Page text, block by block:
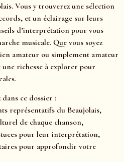
Vous y trouverez une sélection
et un éclairage sur leurs
d’interprétation pour vous
musicale. Que vous soyez
amateur ou simplement amateur
richesse à explorer pour
ce dossier :
représentatifs du Beaujolais,
de chaque chanson,
pour leur interprétation,
pour approfondir votre